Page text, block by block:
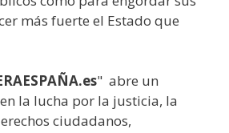
más fuerte el Estado que
" abre un
la lucha por la justicia, la
ciudadanos,